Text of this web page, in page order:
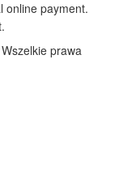
prawa